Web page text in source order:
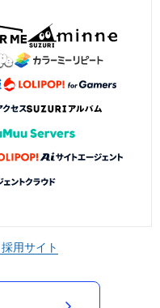
採用サイト